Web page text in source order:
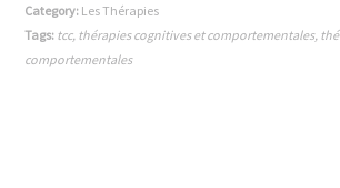
Category: Les Thérapies
Tags: tcc, thérapies cognitives et comportementales,
comportementales